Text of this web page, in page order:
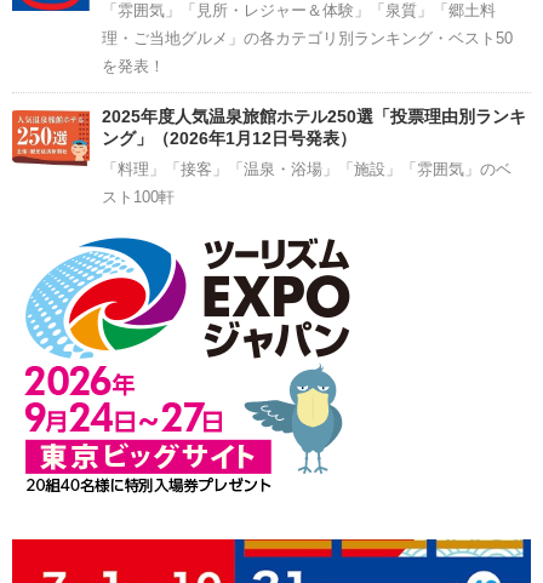
「雰囲気」「見所・レジャー＆体験」「泉質」「郷土料
理・ご当地グルメ」の各カテゴリ別ランキング・ベスト50
を発表！
2025年度人気温泉旅館ホテル250選「投票理由別ランキ
ング」（2026年1月12日号発表）
「料理」「接客」「温泉・浴場」「施設」「雰囲気」のベ
スト100軒